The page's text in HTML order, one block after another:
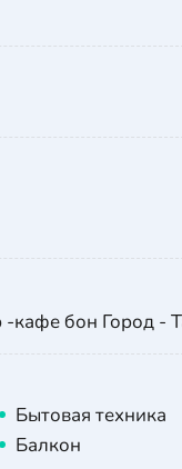
-кафе бон Город
Бытовая техника
Балкон